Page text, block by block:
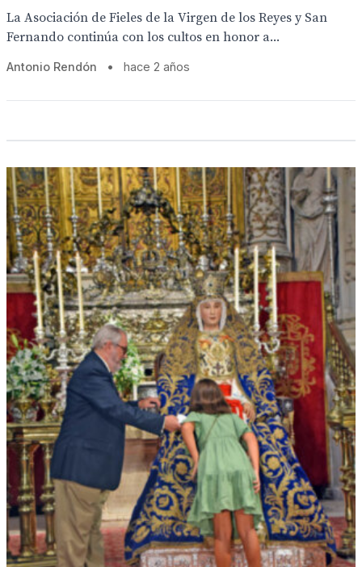
La Asociación de Fieles de la Virgen de los Reyes y San
Fernando continúa con los cultos en honor a...
Antonio Rendón • hace 2 años